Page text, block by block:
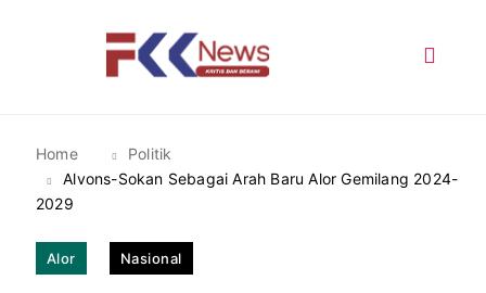
Home
Politik
Alvons-Sokan Sebagai Arah Baru Alor Gemilang 2024-
2029
Alor Nasional